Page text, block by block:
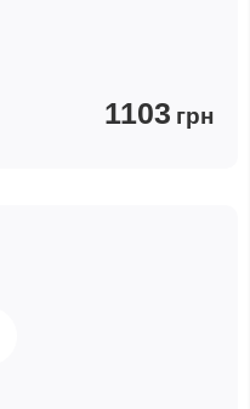
1103 грн